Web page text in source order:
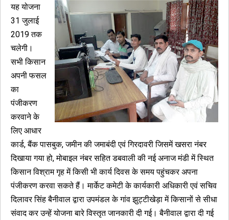
यह योजना
31 जुलाई
2019 तक
चलेगी।
सभी किसान
अपनी फसल
का
पंजीकरण
करवाने के
लिए आधार
कार्ड, बैंक पासबुक, जमीन की जमाबंदी एवं गिरदावरी जिसमें खसरा नंबर
दिखाया गया हो, मोबाइल नंबर सहित डबवाली की नई अनाज मंडी में स्थित
किसान विश्राम गृह में किसी भी कार्य दिवस के समय पहुंचकर अपना
पंजीकरण करवा सकते हैं। मार्केट कमेटी के कार्यकारी अधिकारी एवं सचिव
दिलावर सिंह बैनीवाल द्वारा उपमंडल के गांव झुट्टीखेड़ा में किसानों से सीधा
संवाद कर उन्हें योजना बारे विस्तृत जानकारी दी गई। बैनीवाल द्वारा दी गई